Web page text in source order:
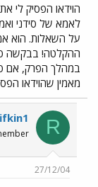
הוידאו הפסיק לי
לאמא של סידני
על השאלות. הוא
ההקלטה! בבקשה
במהלך הפרק, אם
מאמין שהוידאו
R
27/12/04